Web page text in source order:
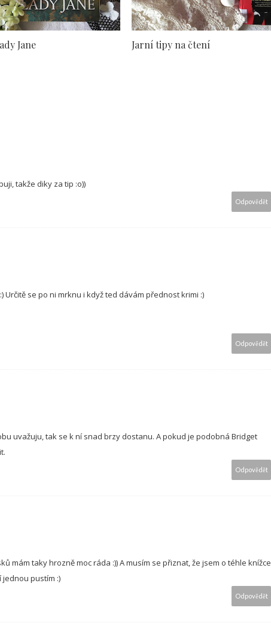
Jane Jarní tipy na čtení
takže diky za tip :o))
Odpovědět
Určitě se po ni mrknu i když ted dávám přednost krimi :)
Odpovědět
uvažuju, tak se k ní snad brzy dostanu. A pokud je podobná Bridget
Odpovědět
mám taky hrozně moc ráda :)) A musím se přiznat, že jsem o téhle knížce
pustím :)
Odpovědět